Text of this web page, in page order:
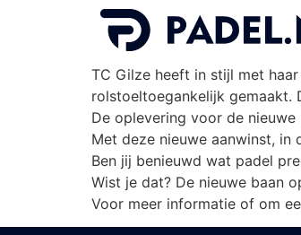
Tennisvereniging TC Gilze
TC Gilze heeft in stijl met
rolstoeltoegankelijk gemaakt.
De oplevering voor de
Met deze nieuwe aanwinst, in
Ben jij benieuwd wat padel
Wist je dat? De nieuwe baan
Voor meer informatie of om